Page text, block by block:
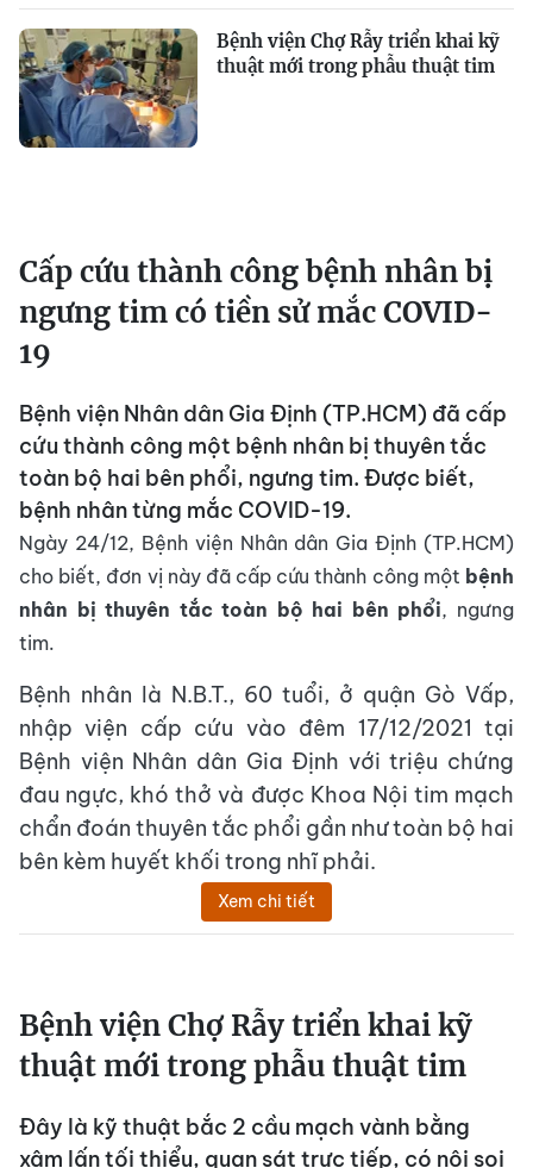
Bệnh viện Chợ Rẫy triển khai kỹ
thuật mới trong phẫu thuật tim
Cấp cứu thành công bệnh nhân bị
ngưng tim có tiền sử mắc COVID-
19
Bệnh viện Nhân dân Gia Định (TP.HCM) đã cấp
cứu thành công một bệnh nhân bị thuyên tắc
toàn bộ hai bên phổi, ngưng tim. Được biết,
bệnh nhân từng mắc COVID-19.
Ngày 24/12, Bệnh viện Nhân dân Gia Định (TP.HCM)
cho biết, đơn vị này đã cấp cứu thành công một bệnh
nhân bị thuyên tắc toàn bộ hai bên phổi, ngưng
tim.
Bệnh nhân là N.B.T., 60 tuổi, ở quận Gò Vấp,
nhập viện cấp cứu vào đêm 17/12/2021 tại
Bệnh viện Nhân dân Gia Định với triệu chứng
đau ngực, khó thở và được Khoa Nội tim mạch
chẩn đoán thuyên tắc phổi gần như toàn bộ hai
bên kèm huyết khối trong nhĩ phải.
Xem chi tiết
Bệnh viện Chợ Rẫy triển khai kỹ
thuật mới trong phẫu thuật tim
Đây là kỹ thuật bắc 2 cầu mạch vành bằng
xâm lấn tối thiểu, quan sát trực tiếp, có nội soi